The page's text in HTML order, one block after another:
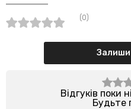
(0)
Відгуків поки
Будьте